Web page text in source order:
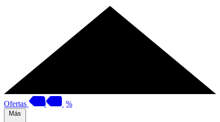
Ofertas %
Más